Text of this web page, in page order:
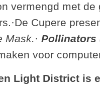
vermengd met
Cupere
Mask.· Pollinators
voor
Light District is